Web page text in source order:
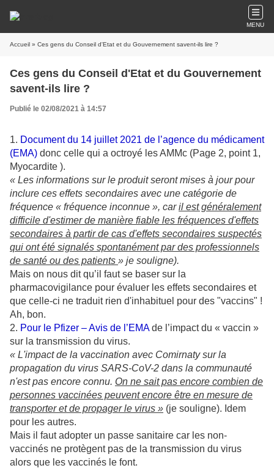
MENU
Accueil » Ces gens du Conseil d'Etat et du Gouvernement savent-ils lire ?
Ces gens du Conseil d'Etat et du Gouvernement
savent-ils lire ?
Publié le 02/08/2021 à 14:57
1. Document du 14 juillet 2021 de l’agence du médicament
(EMA) donc celle qui a octroyé les AMMc (Page 2, point 1,
Myocardite ).
« Les informations sur le produit seront mises à jour pour
inclure ces effets secondaires avec une catégorie de
fréquence « fréquence inconnue », caril est généralement
difficile d'estimer de manière fiable les fréquences d'effets
secondaires à partir de cas d'effets secondaires suspectés
qui ont été signalés spontanément par des professionnels
de santé ou des patients » je souligne).
Mais on nous dit qu’il faut se baser sur la
pharmacovigilance pour évaluer les effets secondaires et
que celle-ci ne traduit rien d'inhabituel pour des "vaccins" !
Ah, bon.
2. Pour le Pfizer – Avis de l’EMAde l’impact du « vaccin »
sur la transmission du virus.
« L'impact de la vaccination avec Comirnaty sur la
propagation du virus SARS-CoV-2 dans la communauté
n'est pas encore connu. On ne sait pas encore combien de
personnes vaccinées peuvent encore être en mesure de
transporter et de propager le virus » (je souligne). Idem
pour les autres.
Mais il faut adopter un passe sanitaire car les non-
vaccinés ne protègent pas de la transmission du virus
alors que les vaccinés le font.